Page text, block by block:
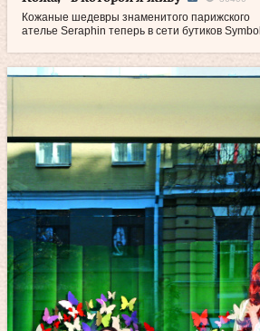
Кожаные шедевры знаменитого парижского
ателье Seraphin теперь в сети бутиков Symbol